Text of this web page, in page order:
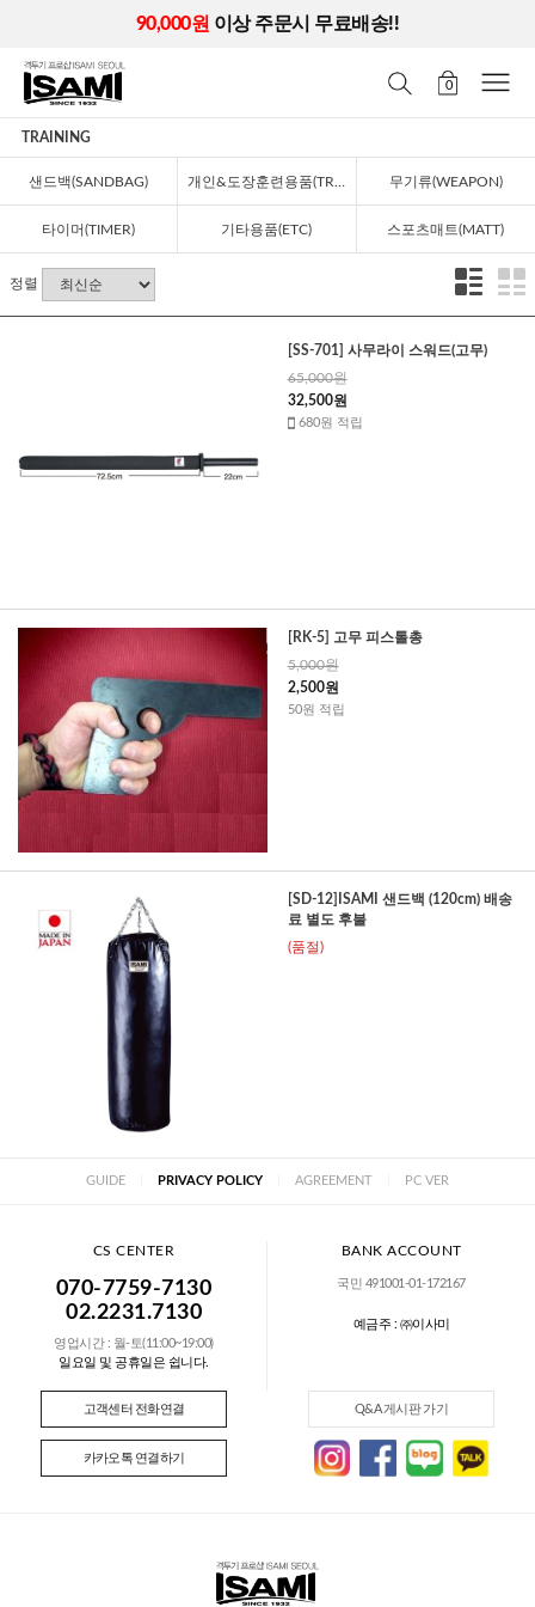
90,000원 이상 주문시 무료배송!!
0
TRAINING
샌드백(SANDBAG) 무기류(WEAPON)
타이머(TIMER) 기타용품(ETC) 스포츠매트(MATT)
정렬
[SS-701] 사무라이 스워드(고무)
65,000원
32,500원
680원 적립
[RK-5] 고무 피스톨총
5,000원
2,500원
50원 적립
[SD-12]ISAMI 샌드백 (120cm) 배송
료 별도 후불
(품절)
GUIDE PRIVACY POLICY AGREEMENT PC VER
CS CENTER
070-7759-7130
02.2231.7130
영업시간 : 월-토(11:00~19:00)
일요일 및 공휴일은 쉽니다.
BANK ACCOUNT
국민 491001-01-172167
예금주 : ㈜이사미
고객센터 전화연결
카카오톡 연결하기
Q&A 게시판 가기